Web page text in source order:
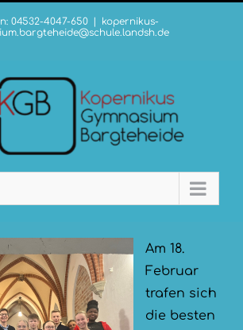
04532-4047-650
kopernikus-
Am 18.
Februar
trafen sich
die besten